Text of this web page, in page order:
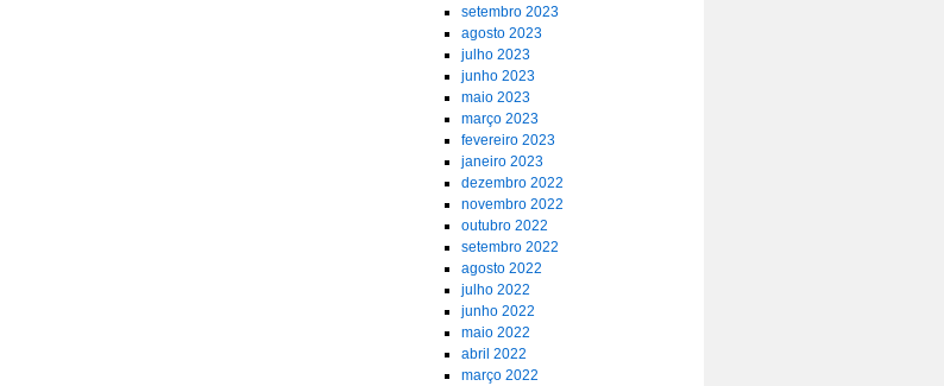
setembro 2023
agosto 2023
julho 2023
junho 2023
maio 2023
março 2023
fevereiro 2023
janeiro 2023
dezembro 2022
novembro 2022
outubro 2022
setembro 2022
agosto 2022
julho 2022
junho 2022
maio 2022
abril 2022
março 2022